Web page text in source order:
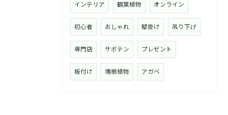
インテリア 観葉植物 オンライン
初心者 おしゃれ 壁掛け 吊り下げ
専門店 サボテン プレゼント
板付け 塊根植物 アガベ